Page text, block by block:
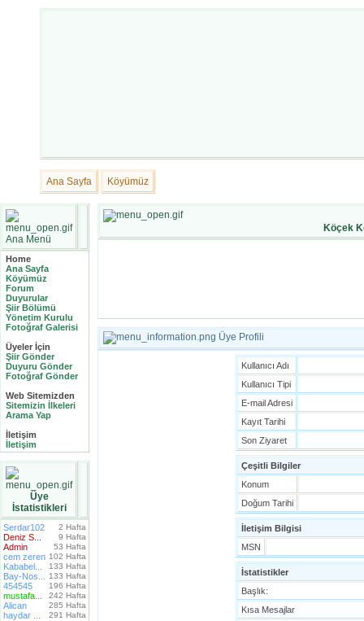
Ana Sayfa Köyümüz
Ana Menü
Home
Ana Sayfa
Köyümüz
Forum
Duyurular
Şiir Bölümü
Yönetim Kurulu
Fotoğraf Galerisi
Üyeler İçin
Şiir Gönder
Duyuru Gönder
Fotoğraf Gönder
Web Sitemizden
Sitemizin İlkeleri
Arama Yap
İletişim
İletişim
Üye
İstatistikleri
Serdar102 2 Hafta
Deniz S... 9 Hafta
Admin 53 Hafta
cem zeren 102 Hafta
Kababel... 133 Hafta
Bay-Nos... 133 Hafta
454545 196 Hafta
mustafa... 242 Hafta
Alican 285 Hafta
haydar ... 291 Hafta
Köçek
Üye Profili
Kullanıcı Adı
Kullanıcı Tipi
E-mail Adresi
Kayıt Tarihi
Son Ziyaret
Çeşitli Bilgiler
Konum
Doğum Tarihi
İletişim Bilgisi
MSN
İstatistikler
Başlık:
Kısa Mesajlar